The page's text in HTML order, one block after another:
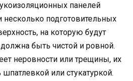
панелей
несколько подготовительных
на которую будут
быть чистой и ровной.
неровности или трещины, их
или стукатуркой.